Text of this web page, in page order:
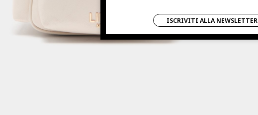
ISCRIVITI ALLA NEWSLETTER